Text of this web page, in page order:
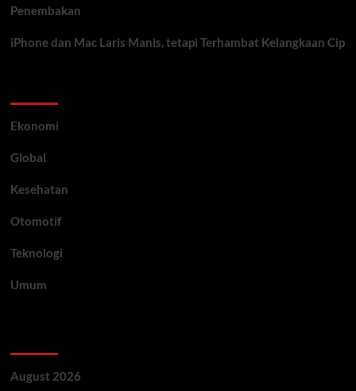
Penembakan
iPhone dan Mac Laris Manis, tetapi Terhambat Kelangkaan Cip
Ekonomi
Global
Kesehatan
Otomotif
Teknologi
Umum
August 2026